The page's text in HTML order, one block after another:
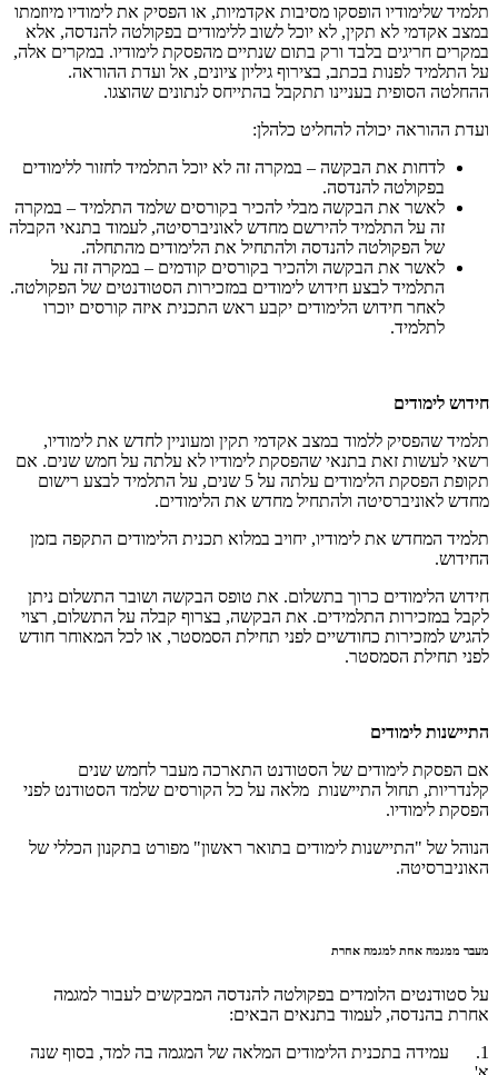
תלמיד שלימודיו הופסקו מסיבות אקדמיות, או הפסיק את לימודיו מיוזמתו
במצב אקדמי לא תקין, לא יוכל לשוב ללימודים בפקולטה להנדסה, אלא
במקרים חריגים בלבד ורק בתום שנתיים מהפסקת לימודיו. במקרים אלה,
על התלמיד לפנות בכתב, בצירוף גיליון ציונים, אל ועדת ההוראה.
ההחלטה הסופית בעניינו תתקבל בהתייחס לנתונים שהוצגו.
ועדת ההוראה יכולה להחליט כלהלן:
לדחות את הבקשה – במקרה זה לא יוכל התלמיד לחזור ללימודים
בפקולטה להנדסה.
לאשר את הבקשה מבלי להכיר בקורסים שלמד התלמיד – במקרה
זה על התלמיד להירשם מחדש לאוניברסיטה, לעמוד בתנאי הקבלה
של הפקולטה להנדסה ולהתחיל את הלימודים מהתחלה.
לאשר את הבקשה ולהכיר בקורסים קודמים – במקרה זה על
התלמיד לבצע חידוש לימודים במזכירות הסטודנטים של הפקולטה.
לאחר חידוש הלימודים יקבע ראש התכנית איזה קורסים יוכרו
לתלמיד.
חידוש לימודים
תלמיד שהפסיק ללמוד במצב אקדמי תקין ומעוניין לחדש את לימודיו,
רשאי לעשות זאת בתנאי שהפסקת לימודיו לא עלתה על חמש שנים. אם
תקופת הפסקת הלימודים עלתה על 5 שנים, על התלמיד לבצע רישום
מחדש לאוניברסיטה ולהתחיל מחדש את הלימודים.
תלמיד המחדש את לימודיו, יחויב במלוא תכנית הלימודים התקפה בזמן
החידוש.
חידוש הלימודים כרוך בתשלום. את טופס הבקשה ושובר התשלום ניתן
לקבל במזכירות התלמידים. את הבקשה, בצרוף קבלה על התשלום, רצוי
להגיש למזכירות כחודשיים לפני תחילת הסמסטר, או לכל המאוחר חודש
לפני תחילת הסמסטר.
התיישנות לימודים
אם הפסקת לימודים של הסטודנט התארכה מעבר לחמש שנים
קלנדריות, תחול התיישנות מלאה על כל הקורסים שלמד הסטודנט לפני
הפסקת לימודיו.
הנוהל של "התיישנות לימודים בתואר ראשון" מפורט בתקנון הכללי של
האוניברסיטה.
מעבר ממגמה אחת למגמה אחרת
על סטודנטים הלומדים בפקולטה להנדסה המבקשים לעבור למגמה
אחרת בהנדסה, לעמוד בתנאים הבאים:
1. עמידה בתכנית הלימודים המלאה של המגמה בה למד, בסוף שנה